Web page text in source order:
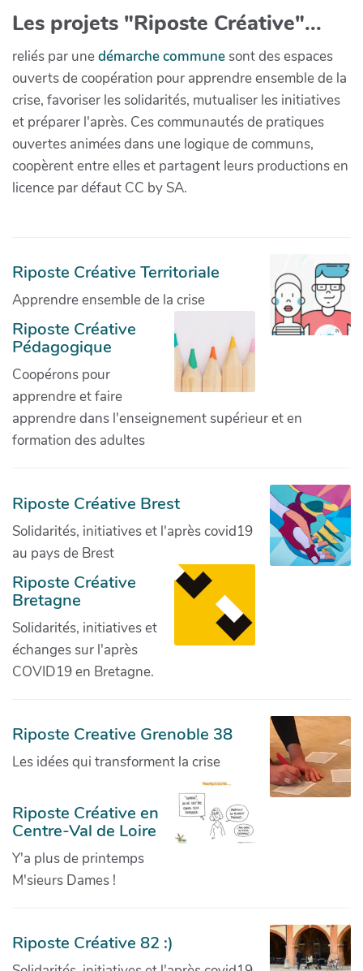
Les projets "Riposte Créative"...
reliés par unedémarche communesont des espaces
ouverts de coopération pour apprendre ensemble de la
crise, favoriser les solidarités, mutualiser les initiatives
et préparer l'après. Ces communautés de pratiques
ouvertes animées dans une logique de communs,
coopèrent entre elles et partagent leurs productions en
licence par défaut CC by SA.
Riposte Créative Territoriale
Apprendre ensemble de la crise
Riposte Créative
Pédagogique
Coopérons pour
apprendre et faire
apprendre dans l'enseignement supérieur et en
formation des adultes
Riposte Créative Brest
Solidarités, initiatives et l'après covid19
au pays de Brest
Riposte Créative
Bretagne
Solidarités, initiatives et
échanges sur l'après
COVID19 en Bretagne.
Riposte Creative Grenoble 38
Les idées qui transforment la crise
Riposte Créative en
Centre-Val de Loire
Y'a plus de printemps
M'sieurs Dames !
Riposte Créative 82 :)